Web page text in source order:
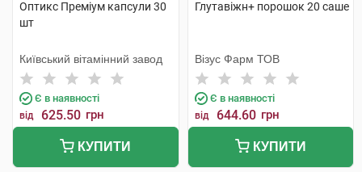
Оптикс Преміум капсули 30
шт
Київський вітамінний завод
Є в наявності
від 625.50 грн
КУПИТИ
Глутавіжн+ порошок 20 саше
Візус Фарм ТОВ
Є в наявності
від 644.60 грн
КУПИТИ